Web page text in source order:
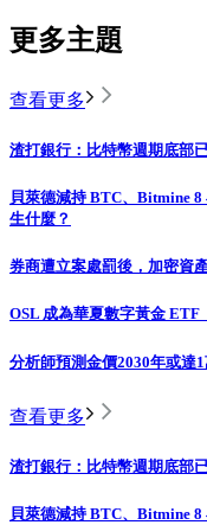
更多主題
查看更多
渣打銀行：比特幣週期底
貝萊德減持 BTC、Bitmine
生什麼？
券商遭立案處罰後，加密資
OSL 成為華夏數字黃金 ETF
分析師預測金價2030年或達
查看更多
渣打銀行：比特幣週期底
貝萊德減持 BTC、Bitmine